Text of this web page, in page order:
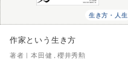
生き方・人生
作家という生き方
著者｜本田健 櫻井秀勲